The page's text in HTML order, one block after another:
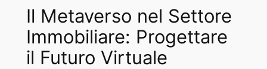
Il Metaverso nel Settore
Immobiliare: Progettare
il Futuro Virtuale